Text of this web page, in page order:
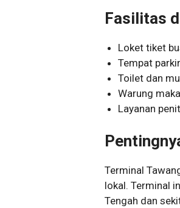
Fasilitas
Loket tiket
Tempat
Toilet dan
Warung
Layanan
Terminal
lokal. Terminal
Tengah dan